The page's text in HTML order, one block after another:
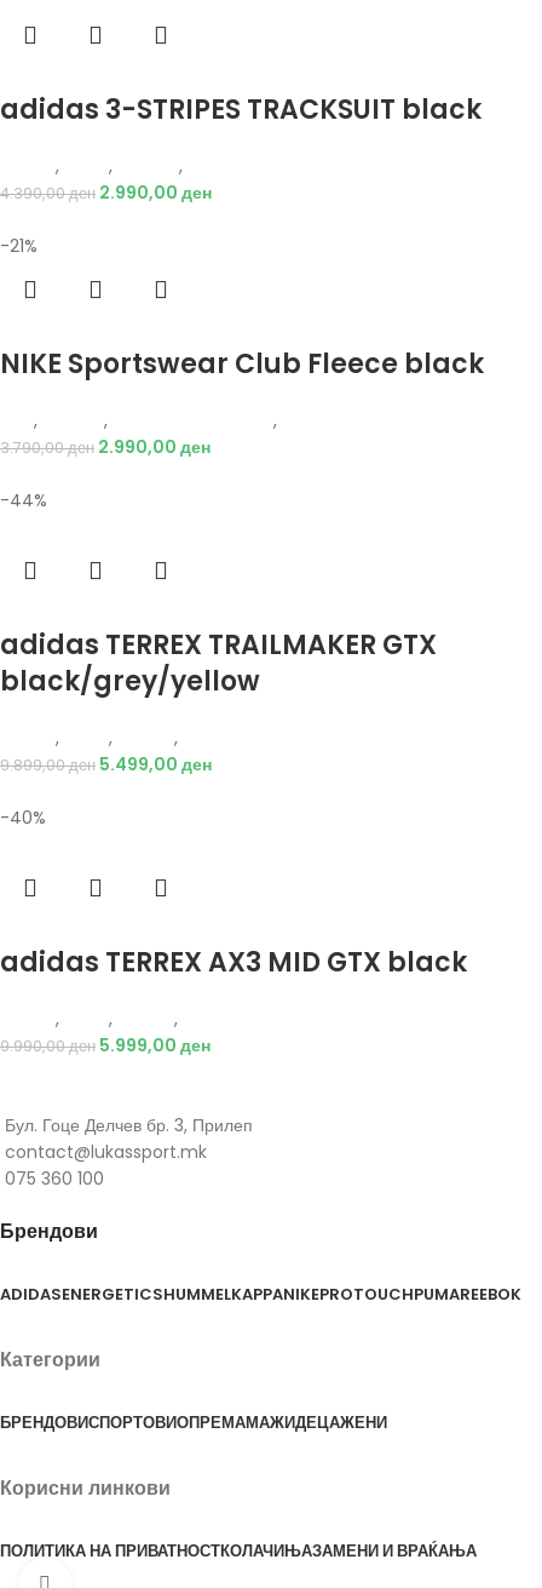
adidas 3-STRIPES TRACKSUIT black
, , ,
4.390,00ден 2.990,00 ден
-21%
NIKE Sportswear Club Fleece black
, , ,
3.790,00ден 2.990,00 ден
-44%
adidas TERREX TRAILMAKER GTX
black/grey/yellow
, , ,
9.899,00ден 5.499,00 ден
-40%
adidas TERREX AX3 MID GTX black
, , ,
9.990,00ден 5.999,00 ден
Бул. Гоце Делчев бр. 3, Прилеп
contact@lukassport.mk
075 360 100
Брендови
ADIDASENERGETICSHUMMELKAPPANIKEPROTOUCHPUMAREEBOK
Категории
БРЕНДОВИСПОРТОВИОПРЕМАМАЖИДЕЦАЖЕНИ
Корисни линкови
ПОЛИТИКА НА ПРИВАТНОСТКОЛАЧИЊАЗАМЕНИ И ВРАЌАЊА